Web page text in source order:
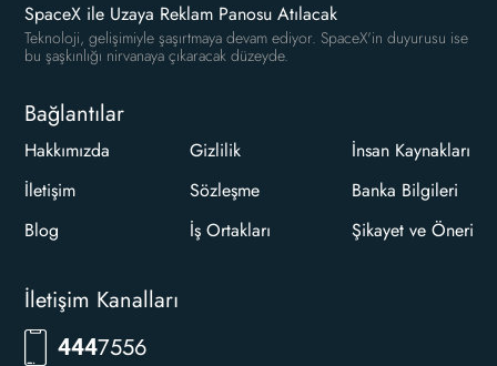
SpaceX ile Uzaya Reklam Panosu Atılacak
Teknoloji, gelişimiyle şaşırtmaya devam ediyor. SpaceX'in duyurusu ise
bu şaşkınlığı nirvanaya çıkaracak düzeyde.
Bağlantılar
Hakkımızda
İletişim
Blog
Gizlilik
Sözleşme
İş Ortakları
İnsan Kaynakları
Banka Bilgileri
Şikayet ve Öneri
İletişim Kanalları
444RKLM